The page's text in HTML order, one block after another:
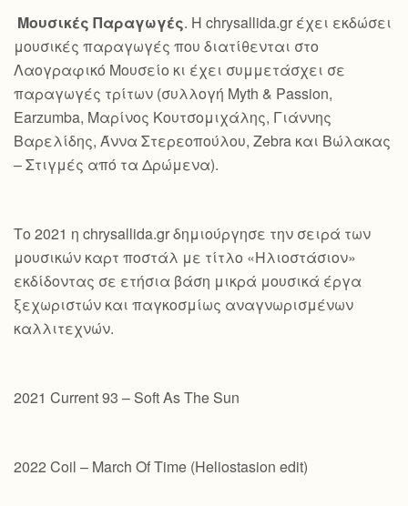
Μουσικές Παραγωγές. Η chrysallida.gr έχει εκδώσει
μουσικές παραγωγές που διατίθενται στο
Λαογραφικό Μουσείο κι έχει συμμετάσχει σε
παραγωγές τρίτων (συλλογή Myth & Passion,
Earzumba, Μαρίνος Κουτσομιχάλης, Γιάννης
Βαρελίδης, Άννα Στερεοπούλου, Zebra και Βώλακας
– Στιγμές από τα Δρώμενα).
Το 2021 η chrysallida.gr δημιούργησε την σειρά των
μουσικών καρτ ποστάλ με τίτλο «Ηλιοστάσιον»
εκδίδοντας σε ετήσια βάση μικρά μουσικά έργα
ξεχωριστών και παγκοσμίως αναγνωρισμένων
καλλιτεχνών.
2021 Current 93 – Soft As The Sun
2022 Coil – March Of Time (Heliostasion edit)